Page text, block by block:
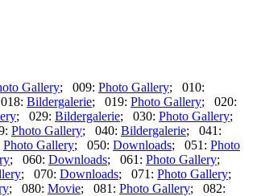
Gallery; 009: Photo Gallery; 010:
Bildergalerie; 019: Photo Gallery; 020:
; 029: Bildergalerie; 030: Photo Gallery;
Photo Gallery; 040: Bildergalerie; 041:
Photo Gallery; 050: Downloads; 051: Photo
; 060: Downloads; 061: Photo Gallery;
; 070: Downloads; 071: Photo Gallery;
; 080: Movie; 081: Photo Gallery; 082: